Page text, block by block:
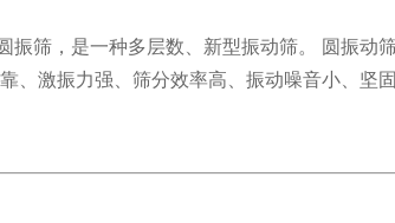
筛，是一种多层数、新型振动筛。 圆振动
、激振力强、筛分效率高、振动噪音小、坚